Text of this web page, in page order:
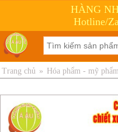
HÀNG
Hotline/
Trang chủ » Hóa phẩm - mỹ phẩm